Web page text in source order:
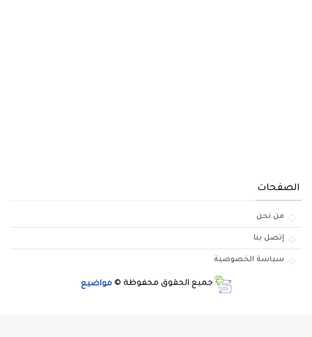
الصفحات
من نحن
إتصل بنا
سياسة الخصوصية
جميع الحقوق محفوظة © مواضيع